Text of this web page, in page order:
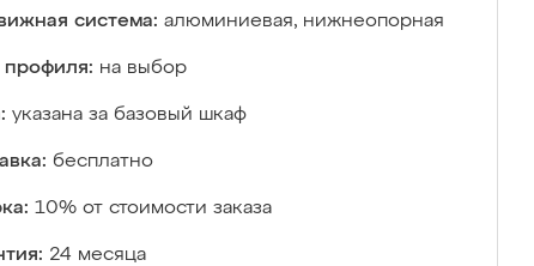
система: алюминиевая, нижнеопорная
профиля: на выбор
указана за базовый шкаф
бесплатно
10% от стоимости заказа
24 месяца